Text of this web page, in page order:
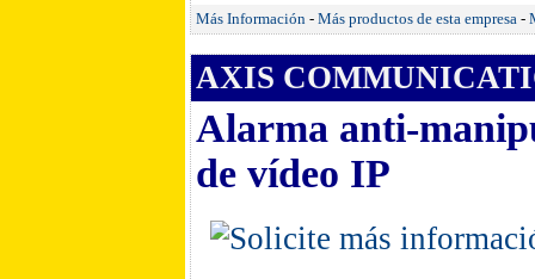
Más Información - Más productos de esta empresa -
AXIS
Alarma anti-
de vídeo IP